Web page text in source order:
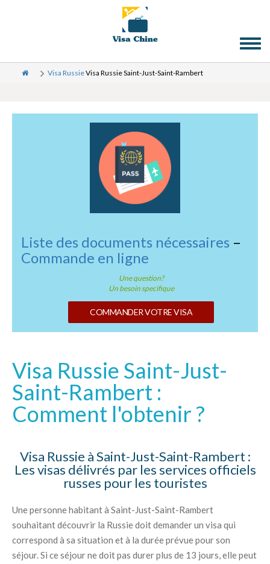
Visa RussieVisa Russie Saint-Just-Saint-Rambert
Liste des documents nécessaires –
Commande en ligne
Une question?
Un besoin specifique
COMMANDER VOTRE VISA
Visa Russie Saint-Just-
Saint-Rambert :
Comment l'obtenir ?
Visa Russie à Saint-Just-Saint-Rambert :
Les visas délivrés par les services officiels
russes pour les touristes
Une personne habitant à Saint-Just-Saint-Rambert
souhaitant découvrir la Russie doit demander un visa qui
correspond à sa situation et à la durée prévue pour son
séjour. Si ce séjour ne doit pas durer plus de 13 jours, elle peut